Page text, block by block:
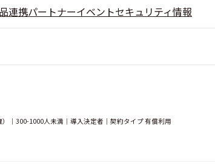
連携パートナーイベントセキュリティ情報
｜300-1000人未満｜導入決定者｜契約タイプ 有償利用